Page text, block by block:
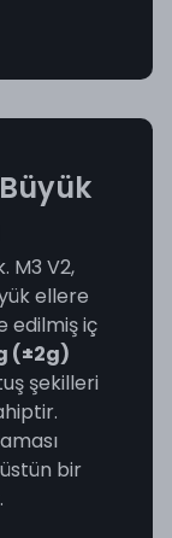
M3 V2,
ellere
edilmiş iç
(±2g)
şekilleri
bir